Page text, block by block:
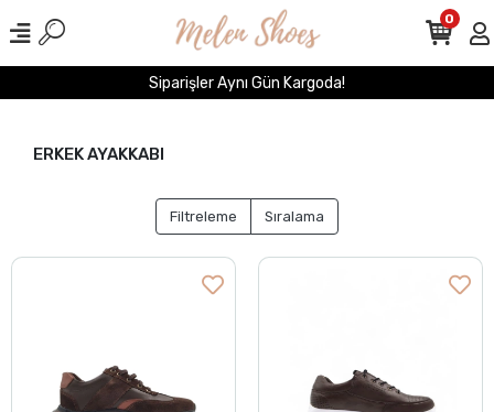
Siparişler Aynı Gün Kargoda!
0
ERKEK AYAKKABI
Filtreleme Sıralama